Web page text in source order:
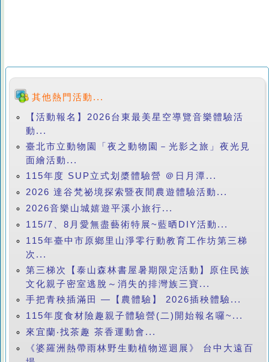
其他熱門活動...
【活動報名】2026台東最美星空導覽音樂體驗活
動...
臺北市立動物園「夜之動物園－光影之旅」夜光見
面繪活動...
115年度 SUP立式划槳體驗營 ＠日月潭...
2026 達谷梵祕境探索暨夜間農遊體驗活動...
2026音樂山城嬉遊平溪小旅行...
115/7、8月愛無盡藝術特展~藍晒DIY活動...
115年臺中市原鄉里山淨零行動教育工作坊第三梯
次...
第三梯次【泰山森林書屋暑期限定活動】原住民族
文化親子密室逃脫～消失的排灣族三寶...
手把青秧插滿田 —【農體驗】 2026插秧體驗...
115年度食材險趣親子體驗營(二)開始報名囉~...
來宜蘭‧找茶趣 茶香運動會...
《婆羅洲熱帶雨林野生動植物巡迴展》 台中大遠百